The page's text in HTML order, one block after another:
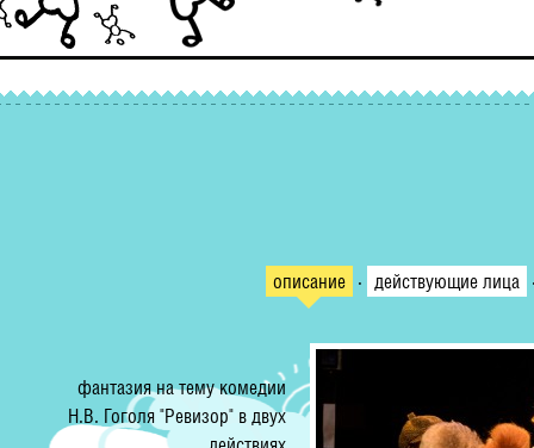
описание · действующие лица
фантазия на тему комедии
Н.В. Гоголя "Ревизор" в двух